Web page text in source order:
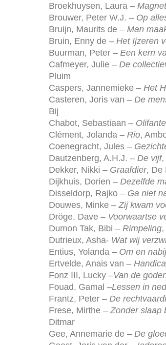
Broekhuysen, Laura –
Brouwer, Peter W.J. – Op
Bruijn, Maurits de – Man
Bruin, Enny de – Het Ijzeren
Buurman, Peter – Een kern
Cafmeyer, Julie – De
Pluim
Caspers, Jannemieke – Het
Casteren, Joris van – De
Bij
Chabot, Sebastiaan –
Clément, Jolanda – Rio,
Coenegracht, Jules –
Dautzenberg, A.H.J. – De vijf,
Dekker, Nikki – Graafdier, De
Dijkhuis, Dorien – Dezelfde
Disseldorp, Rajko – Ga niet
Douwes, Minke – Zij kwam
Dröge, Dave – Voorwaartse
Dumon Tak, Bibi – Rimpeling
Dutrieux, Asha- Wat wij
Entius, Yolanda – Om en nabij
Ertvelde, Anais van –
Fonz III, Lucky –Van de
Fouad, Gamal –Lessen in
Frantz, Peter – De
Frese, Mirthe – Zonder slaap
Ditmar
Gee, Annemarie de – De